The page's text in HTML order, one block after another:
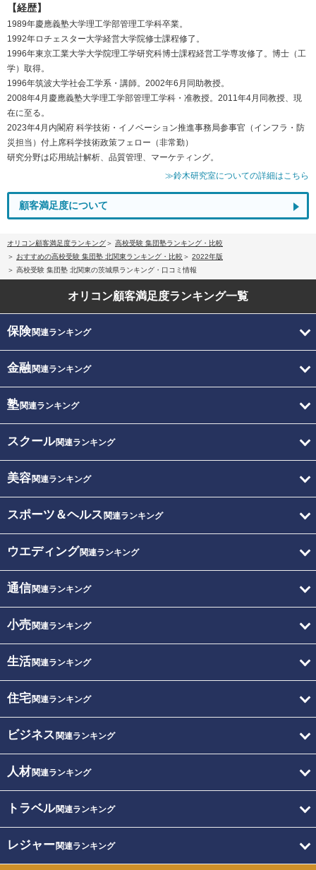
【経歴】
1989年慶應義塾大学理工学部管理工学科卒業。
1992年ロチェスター大学経営大学院修士課程修了。
1996年東京工業大学大学院理工学研究科博士課程経営工学専攻修了。博士（工
学）取得。
1996年筑波大学社会工学系・講師。2002年6月同助教授。
2008年4月慶應義塾大学理工学部管理工学科・准教授。2011年4月同教授、現
在に至る。
2023年4月内閣府 科学技術・イノベーション推進事務局参事官（インフラ・防
災担当）付上席科学技術政策フェロー（非常勤）
研究分野は応用統計解析、品質管理、マーケティング。
≫鈴木研究室についての詳細はこちら
顧客満足度について
オリコン顧客満足度ランキング
高校受験 集団塾ランキング・比較
おすすめの高校受験 集団塾 北関東ランキング・比較
2022年版
高校受験 集団塾 北関東の茨城県ランキング・口コミ情報
オリコン顧客満足度ランキング一覧
保険関連ランキング
金融関連ランキング
塾関連ランキング
スクール関連ランキング
美容関連ランキング
スポーツ＆ヘルス 関連ランキング
ウエディング関連ランキング
通信関連ランキング
小売関連ランキング
生活関連ランキング
住宅関連ランキング
ビジネス 関連ランキング
人材関連ランキング
トラベル関連ランキング
レジャー関連ランキング